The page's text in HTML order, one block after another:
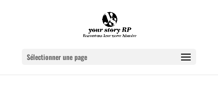
Sélectionner une page